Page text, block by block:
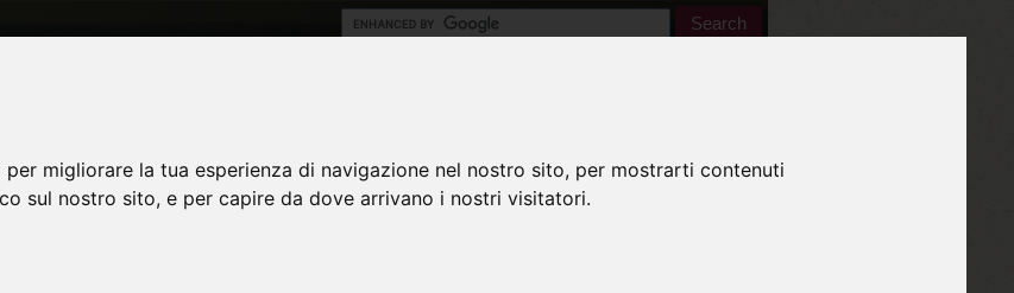
migliorare la tua esperienza di navigazione nel nostro sito, per mostrarti contenuti
sul nostro sito, e per capire da dove arrivano i nostri visitatori.